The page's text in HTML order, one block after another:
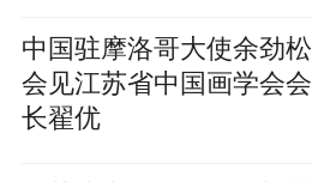
中国驻摩洛哥大使余劲松
会见江苏省中国画学会会
长翟优